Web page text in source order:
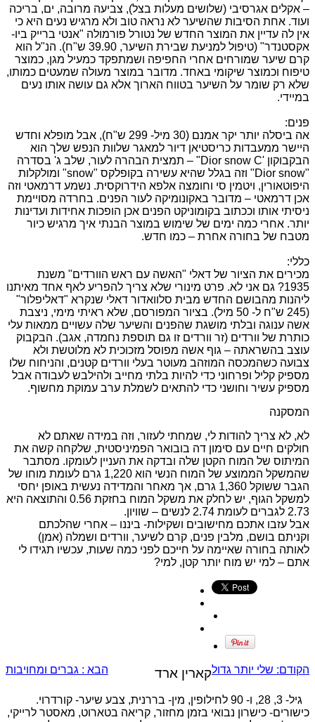
– אקלים אגרסיבי (שלושים מעלות בצל), צביעה מרובה, ים, בריכה
ועוד. אחת הסיבות שהשיער לא נראה טוב ולא מרגיש נעים היא כי
אין לה עדיין את המוצר החדש של נטורל פורמולה "אנטי ברייק ביו-
אקסטנדר" (טיפול למניעת שבירת השיער, 39.90 ש"ח). הנ"ל הוא
קרם שיער שמורחים אחרי החפיפה ושמתפקד כמעיל מגן, כמוצר
טיפוח וכמוצר שיקומי באחד. מדובר במוצר מעולה שמעטים כמותו,
שלא רק שומר על השיער בטווח הארוך אלא גם עושה אותו נעים
במיידי.
פנים:
אה ביסלה יותר יקר אמנם (30 מיל- 299 ש"ח), אבל מופלא וחדש
היישר ממעבדות כריסטיאן דיור למאגר שלוות הנפש שלך הוא
הבקבוקון 'Dior snow C" – תמצית הבהרה לעור, שלב ג' בסדרה
"Dior snow" וזה בגלל שהיא עשירה בקופלקס "snow" ומולקלות
היפוטאורין, ויטמין סי וחומצה אלפא הידרוקסית. נשמע דרמאטי וזה
אכן דרמאטי – מדובר באקונומיקה לעור הפנים. בחרדה מסויימת
ניסיתי אותו וככתוב בקומוניקט הפנים אכן הופכות אחידות ועדינות
יותר. אחרי כמה ימים של שימוש במוצר הבנתי איך מרגיש כיור
מטבח של בחורה אחרת – כמו חדש.
כללי:
מכירים את הציור של דאלי "האשה עם ראש הוורדים" משנת
1935? גם אני לא. פרט מינורי שלא צריך להפריע לאף אחד מאיתנו
ליהנות מהבושם החדש מבית סלוואדור דאלי שנקרא "דאליפלור"
(245 ש"ח ל- 50 מיל). בציור המפורסם, שלא ראיתי מימי, ניצבת
אשה ענוגה ובלתי מושגת שהפנים והשיער שלה עשויים ממאות עלי
כותרת של וורדים (זר וורדים זו גם תוספת נחמדה, אגב). הבקבוק
עוצב בהשראתה – גוף אשה מפוסל מזכוכית לא מלוטשת ולא
צבועה כשהמכסה המוזהב מעוטר בעלי וורדים קטנים, והניחוח שלו
מספיק קליל ופרחוני כדי להיות בלתי מחייב ולהילבש לעבודה אבל
מספיק עשיר וחושני כדי להתאים לשמלת ערב עמוקת מחשוף.
המסקנה
לא, לא צריך להודות לי, שמחתי לעזור, וזה במידה שאתם לא
חולקים חיים עם סימון דה בובואר הפמיניסטית, שלקחה קשה את
המיתוס של המוח הקטן שלה ובדקה את העניין לעומקו. מסתבר
שהמשקל הממוצע של המוח הנשי הוא 1,220 גרם לעומת מוחו של
הגבר ששוקל 1,360 גרם, אך מאחר והמדידה נעשית באופן יחסי
למשקל הגוף, יש לחלק את משקל המוח בחזקת 0.56 והתוצאה היא
2.73 לגברים לעומת 2.74 לנשים – שוויון.
אבל עזבו אתכם מחישובים ושקילות- ביננו – אחרי שהלכתם
וקניתם בושם, מלבין פנים, קרם לשיער, וורדים ושמלה (אמן)
לאותה בחורה שאיימה על חייכם לפני כמה שעות, עכשיו תגידו לי
אתם – למי יש מוח יותר קטן, למי?
הקודם: שלי יותר גדול הבא : גברים ומחויבות קארין ארד
גיל- 3, 28, ו- 90 לחילופין, מין- בררנית, צבע שיער- קורדרוי.
כישורים- כישרון נבואי בזמן מחזור, קריאה בטארוט, מאסטר לרייקי,